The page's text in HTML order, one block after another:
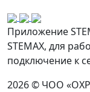
Приложение
STEMAX, для
подключение к
2026 © ЧОО